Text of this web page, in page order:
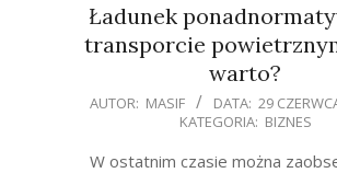
Ładunek
transporcie
warto?
2021-
AUTOR: MASIF DATA: 29
KATEGORIA: BIZNES
W ostatnim czasie można